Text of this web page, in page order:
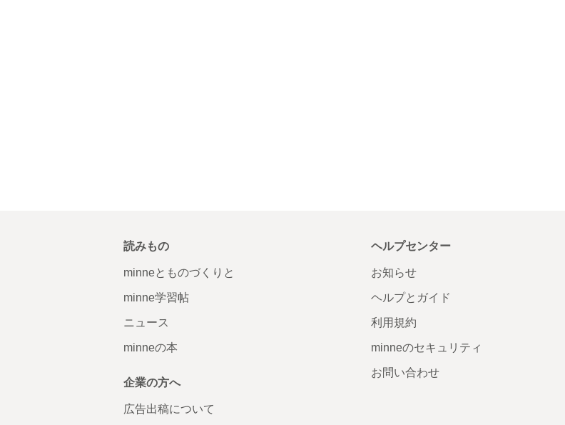
読みもの
minneとものづくりと
minne学習帖
ニュース
minneの本
企業の方へ
広告出稿について
ヘルプセンター
お知らせ
ヘルプとガイド
利用規約
minneのセキュリティ
お問い合わせ